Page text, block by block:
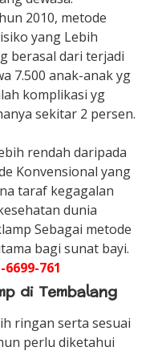
2010, metode
yang Lebih
berasal dari terjadi
7.500 anak-anak yg
komplikasi yg
sekitar 2 persen.
rendah daripada
Konvensional yang
taraf kegagalan
dunia
Sebagai metode
bagi sunat bayi.
6699-761
di Tembalang
ringan serta sesuai
perlu diketahui